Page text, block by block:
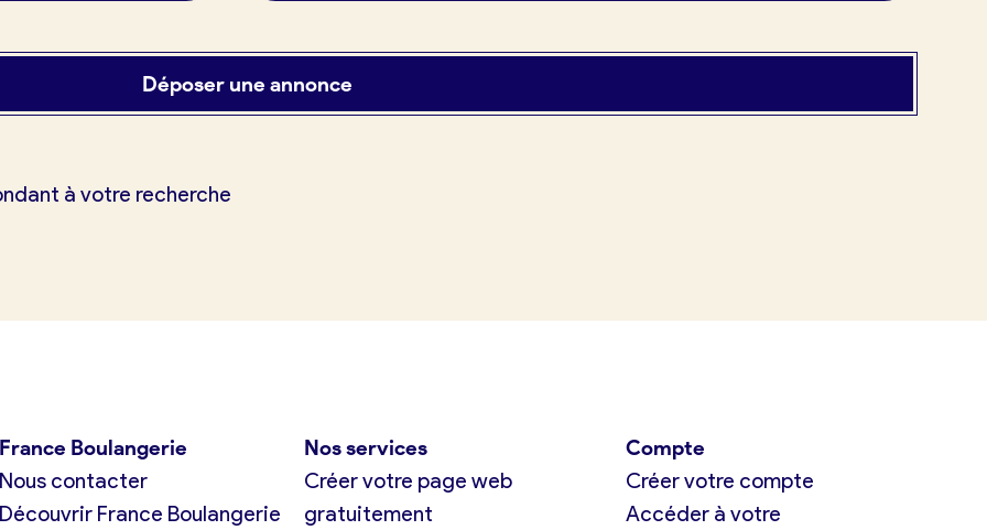
Déposer une annonce
à votre recherche
France Boulangerie
contacter
Découvrir France Boulangerie
Nos services
Créer votre page web
gratuitement
Compte
Créer votre compte
Accéder à votre